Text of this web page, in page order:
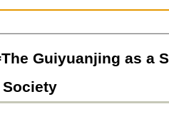
Guiyuanjing as a